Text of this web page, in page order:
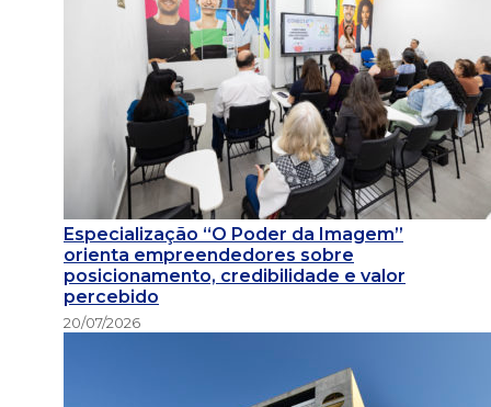
Especialização “O Poder da Imagem”
orienta empreendedores sobre
posicionamento, credibilidade e valor
percebido
20/07/2026